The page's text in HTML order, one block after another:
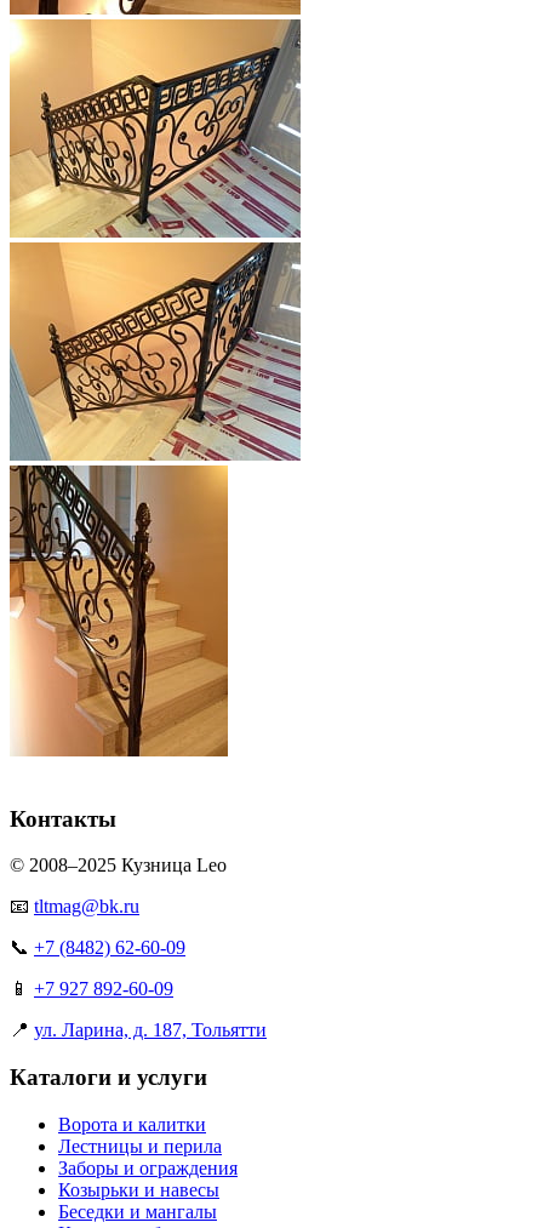
Контакты
© 2008–2025 Кузница Leo
📧 tltmag@bk.ru
📞 +7 (8482) 62-60-09
📱 +7 927 892-60-09
📍 ул. Ларина, д. 187, Тольятти
Каталоги и услуги
Ворота и калитки
Лестницы и перила
Заборы и ограждения
Козырьки и навесы
Беседки и мангалы